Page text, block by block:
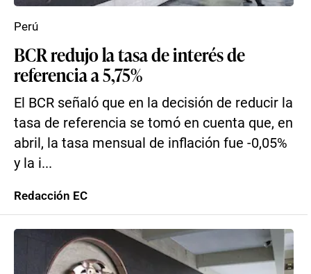
BCR redujo la tasa de interés de
referencia a 5,75%
El BCR señaló que en la decisión de reducir la
tasa de referencia se tomó en cuenta que, en
abril, la tasa mensual de inflación fue -0,05%
y la i...
Perú
Redacción EC